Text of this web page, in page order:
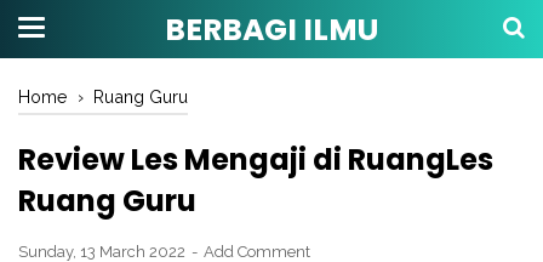
BERBAGI ILMU
Home › Ruang Guru
Review Les Mengaji di RuangLes
Ruang Guru
Sunday, 13 March 2022 Add Comment